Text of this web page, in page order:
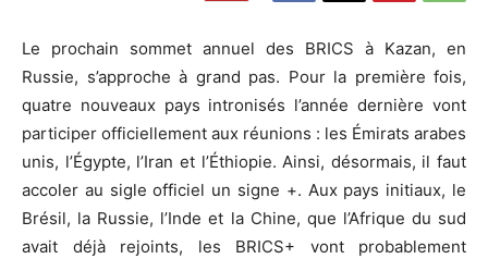
Le prochain sommet annuel des BRICS à Kazan, en
Russie, s’approche à grand pas. Pour la première fois,
quatre nouveaux pays intronisés l’année dernière vont
participer officiellement aux réunions : les Émirats arabes
unis, l’Égypte, l’Iran et l’Éthiopie. Ainsi, désormais, il faut
accoler au sigle officiel un signe +. Aux pays initiaux, le
Brésil, la Russie, l’Inde et la Chine, que l’Afrique du sud
avait déjà rejoints, les BRICS+ vont probablement